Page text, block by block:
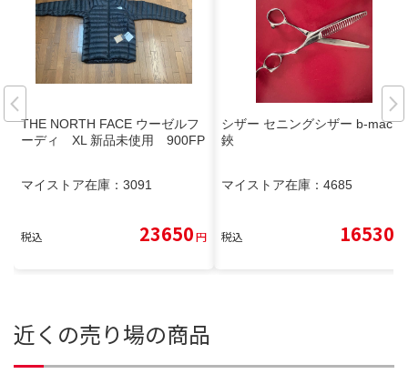
THE NORTH FACE ウーゼルフ
ーディ XL 新品未使用 900FP
マイストア在庫： 3091
税込 23650円
シザー セニングシザー b-mac
鋏
マイストア在庫： 4685
税込 16530
近くの売り場の商品